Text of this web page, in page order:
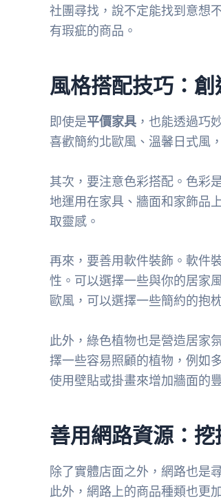
社團尋找，說不定能找到意想
有瑕疵的商品。
風格搭配技巧：
即使是平價家具 ，也能透過巧
喜歡簡約北歐風、溫馨日式風
其次，要注意色彩搭配。色彩
地運用在家具、牆面和家飾品
取靈感。
再來，要善用軟件裝飾。軟件
性。可以選擇一些與你的居家
歐風，可以選擇一些簡約的抱
此外，綠色植物也是營造居家
擇一些容易照顧的植物，例如
使用壁貼或掛畫來增加牆面的
善用網路資源：
除了實體店面之外，網路也是
此外，網路上的商品種類也更